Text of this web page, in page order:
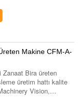
Makine CFM-A-
Bira üreten
üretim hattı kalite
Vision,